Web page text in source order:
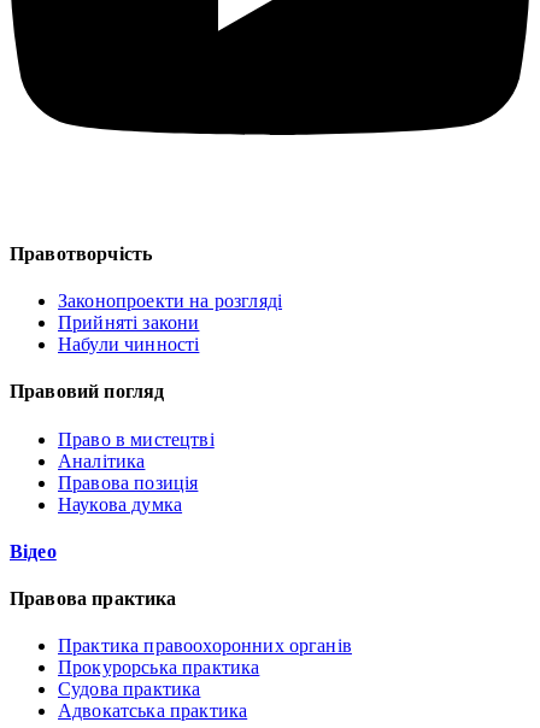
Правотворчість
Законопроекти на розгляді
Прийняті закони
Набули чинності
Правовий погляд
Право в мистецтві
Аналітика
Правова позиція
Наукова думка
Відео
Правова практика
Практика правоохоронних органів
Прокурорська практика
Судова практика
Адвокатська практика